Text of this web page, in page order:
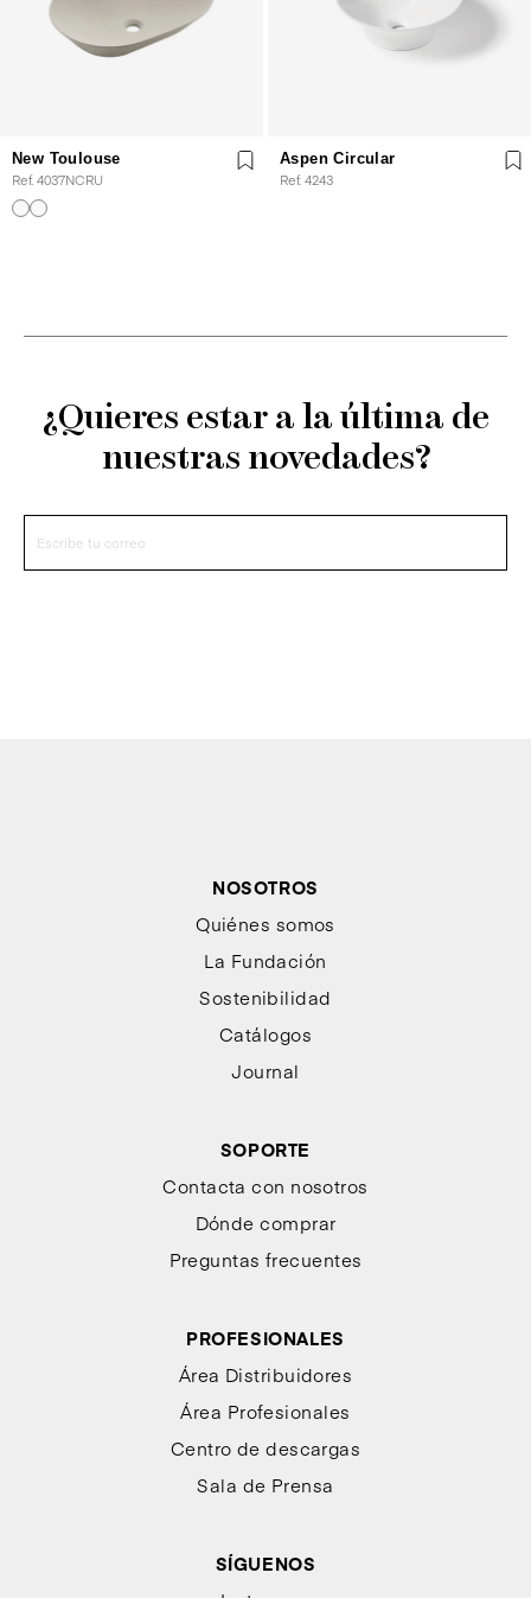
New Toulouse
Ref. 4037NCRU
Aspen Circular
Ref. 4243
¿Quieres estar a la última de
nuestras novedades?
NOSOTROS
Quiénes somos
La Fundación
Sostenibilidad
Catálogos
Journal
SOPORTE
Contacta con nosotros
Dónde comprar
Preguntas frecuentes
PROFESIONALES
Área Distribuidores
Área Profesionales
Centro de descargas
Sala de Prensa
SÍGUENOS